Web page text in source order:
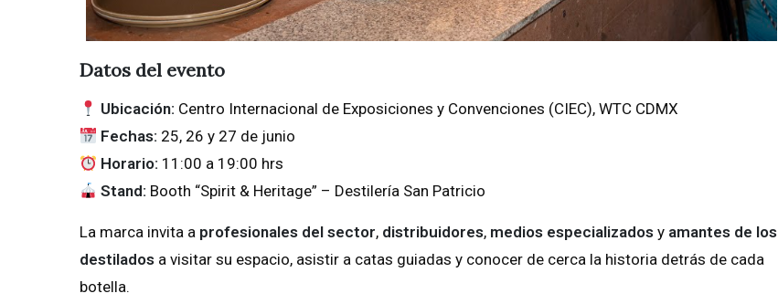
Datos del evento
Ubicación: Centro Internacional de Exposiciones y Convenciones (CIEC), WTC CDMX
Fechas: 25, 26 y 27 de junio
Horario: 11:00 a 19:00 hrs
Stand: Booth “Spirit & Heritage” – Destilería San Patricio
La marca invita a profesionales del sector, distribuidores, medios especializados y amantes de los
destilados a visitar su espacio, asistir a catas guiadas y conocer de cerca la historia detrás de cada
botella.